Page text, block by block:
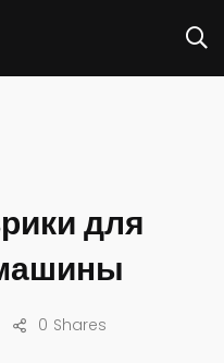
для
Shares
0